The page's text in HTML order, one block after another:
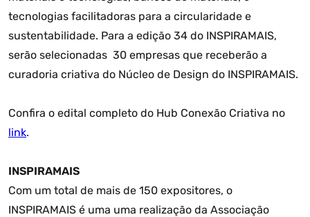
tecnologias facilitadoras para a circularidade e
sustentabilidade. Para a edição 34 do INSPIRAMAIS,
serão selecionadas 30 empresas que receberão a
curadoria criativa do Núcleo de Design do INSPIRAMAIS.
Confira o edital completo do Hub Conexão Criativa no
link.
INSPIRAMAIS
Com um total de mais de 150 expositores, o
INSPIRAMAIS é uma uma realização da Associação